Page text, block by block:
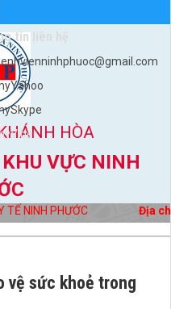
HÒA
VỰC NINH
NINH PHƯỚC Địa
tin liên hệ
vệ sức khoẻ trong